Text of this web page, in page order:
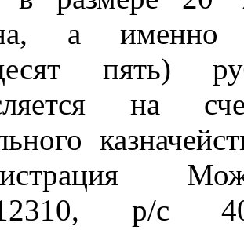
а именно
пять)
на
р/с